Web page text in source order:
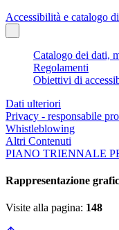
Accessibilità e catalogo
Catalogo dei dati,
Regolamenti
Obiettivi di
Dati ulteriori
Privacy - responsabile
Whistleblowing
Altri Contenuti
PIANO TRIENNALE
Rappresentazione
Visite alla pagina: 148